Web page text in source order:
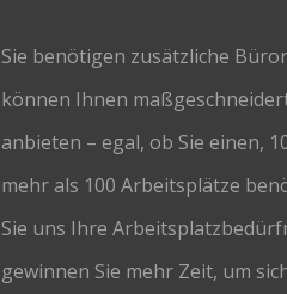
Sie benötigen zusätzliche
können Ihnen
anbieten – egal, ob Sie einen,
mehr als 100 Arbeitsplätze
Sie uns Ihre
gewinnen Sie mehr Zeit, um